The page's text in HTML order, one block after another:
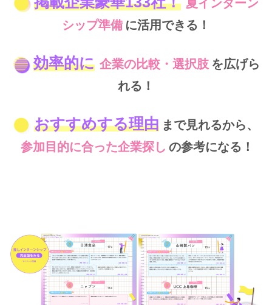
夏インターン
シップ準備 に活用できる！
効率的に 企業の比較・選択肢 を広げら
れる！
おすすめする理由 まで見れるから、
参加目的に合った企業探し の参考になる！